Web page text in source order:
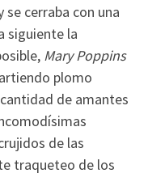
cerraba con una
siguiente la
Mary Poppins
plomo
de amantes
de las
traqueteo de los